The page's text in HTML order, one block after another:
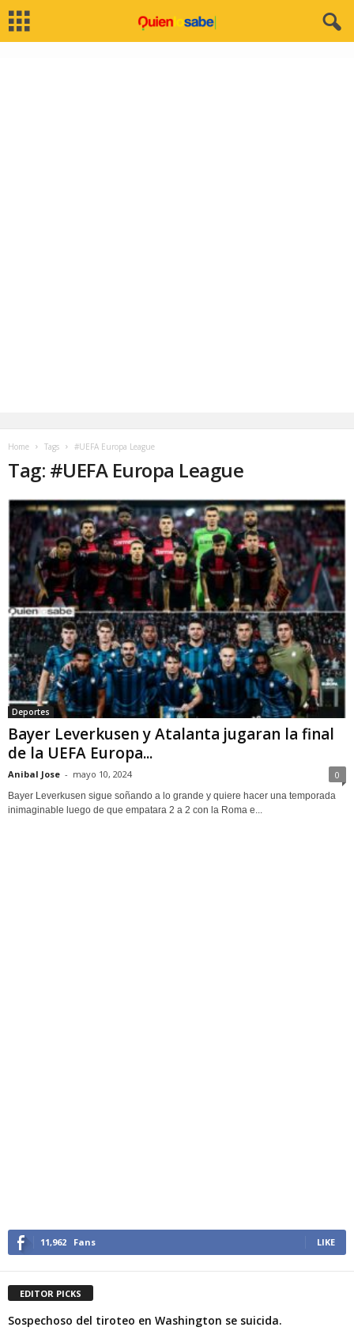
Home Tags #UEFA Europa League
Tag: #UEFA Europa League
Deportes
Bayer Leverkusen y Atalanta jugaran la final
de la UEFA Europa...
Anibal Jose - mayo 10, 2024 0
Bayer Leverkusen sigue soñando a lo grande y quiere hacer una temporada
inimaginable luego de que empatara 2 a 2 con la Roma e...
11,962 Fans LIKE
EDITOR PICKS
Sospechoso del tiroteo en Washington se suicida.